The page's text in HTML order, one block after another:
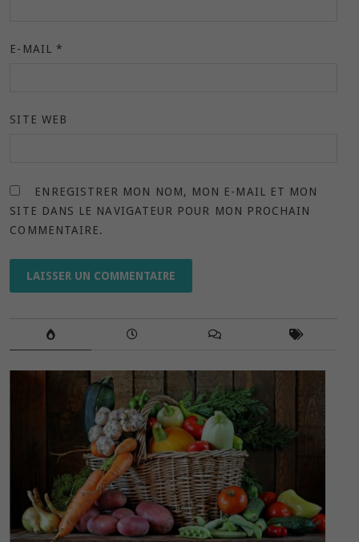
E-MAIL *
SITE WEB
ENREGISTRER MON NOM, MON E-MAIL ET MON
SITE DANS LE NAVIGATEUR POUR MON PROCHAIN
COMMENTAIRE.